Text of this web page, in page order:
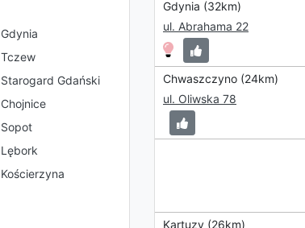
Gdynia
Tczew
Starogard Gdański
Chojnice
Sopot
Lębork
Kościerzyna
Gdynia (32km)
ul. Abrahama 22
Chwaszczyno (24km)
ul. Oliwska 78
Kartuzy (26km)